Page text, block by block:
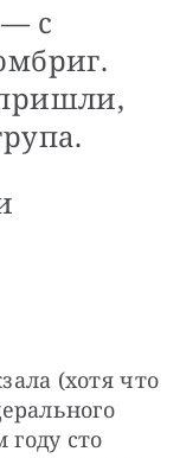
с
(хотя что
сто